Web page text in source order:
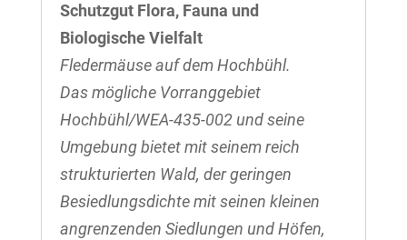
Schutzgut Flora, Fauna und
Biologische Vielfalt
Fledermäuse auf dem Hochbühl.
Das mögliche Vorranggebiet
Hochbühl/WEA-435-002 und seine
Umgebung bietet mit seinem reich
strukturierten Wald, der geringen
Besiedlungsdichte mit seinen kleinen
angrenzenden Siedlungen und Höfen,